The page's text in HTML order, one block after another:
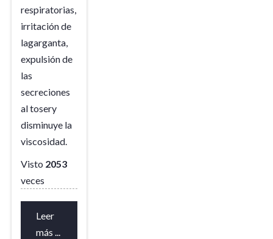
respiratorias,
irritación de
lagarganta,
expulsión de
las
secreciones
al tosery
disminuye la
viscosidad.
Visto 2053
veces
Leer
más ...